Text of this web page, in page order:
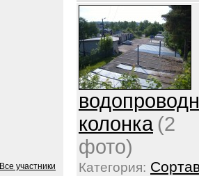
Все участники
колонка (2
фото)
Категория: